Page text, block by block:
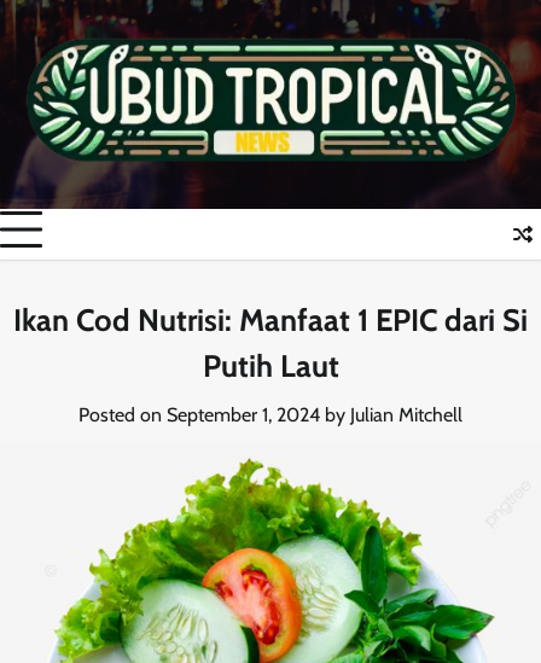
Skip
to
content
Ikan Cod Nutrisi: Manfaat 1 EPIC dari Si
Putih Laut
Posted on September 1, 2024 by Julian Mitchell